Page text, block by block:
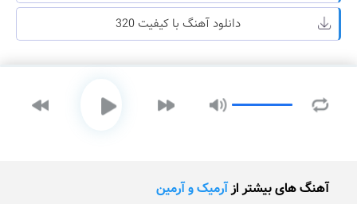
دانلود آهنگ با کیفیت 320
آهنگ های بیشتر ازآرمیک و آرمین